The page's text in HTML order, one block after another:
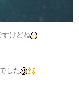
すけどね
した